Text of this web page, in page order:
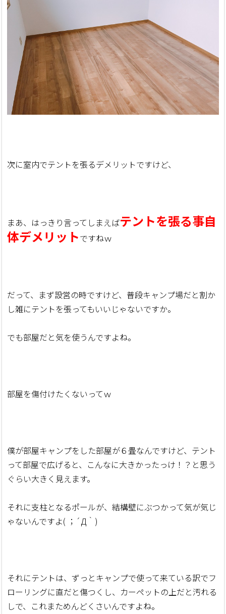
次に室内でテントを張るデメリットですけど、
まあ、はっきり言ってしまえばテントを張る事自
体デメリットですねｗ
だって、まず設営の時ですけど、普段キャンプ場だと割か
し雑にテントを張ってもいいじゃないですか。
でも部屋だと気を使うんですよね。
部屋を傷付けたくないってｗ
僕が部屋キャンプをした部屋が６畳なんですけど、テント
って部屋で広げると、こんなに大きかったっけ！？と思う
ぐらい大きく見えます。
それに支柱となるポールが、結構壁にぶつかって気が気じ
ゃないんですよ( ；´Д｀)
それにテントは、ずっとキャンプで使って来ている訳でフ
ローリングに直だと傷つくし、カーペットの上だと汚れる
しで、これまためんどくさいんですよね。